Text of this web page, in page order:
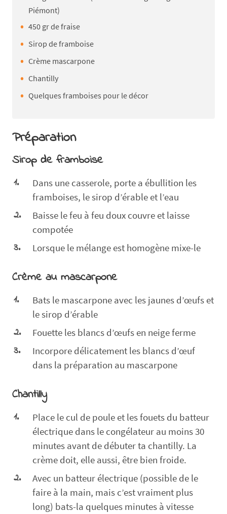
Piémont)
450 gr de fraise
Sirop de framboise
Crème mascarpone
Chantilly
Quelques framboises pour le décor
Préparation
Sirop de framboise
Dans une casserole, porte a ébullition les
framboises, le sirop d’érable et l’eau
Baisse le feu à feu doux couvre et laisse
compotée
Lorsque le mélange est homogène mixe-le
Crème au mascarpone
Bats le mascarpone avec les jaunes d’œufs et
le sirop d’érable
Fouette les blancs d’œufs en neige ferme
Incorpore délicatement les blancs d’œuf
dans la préparation au mascarpone
Chantilly
Place le cul de poule et les fouets du batteur
électrique dans le congélateur au moins 30
minutes avant de débuter ta chantilly. La
crème doit, elle aussi, être bien froide.
Avec un batteur électrique (possible de le
faire à la main, mais c’est vraiment plus
long) bats-la quelques minutes à vitesse